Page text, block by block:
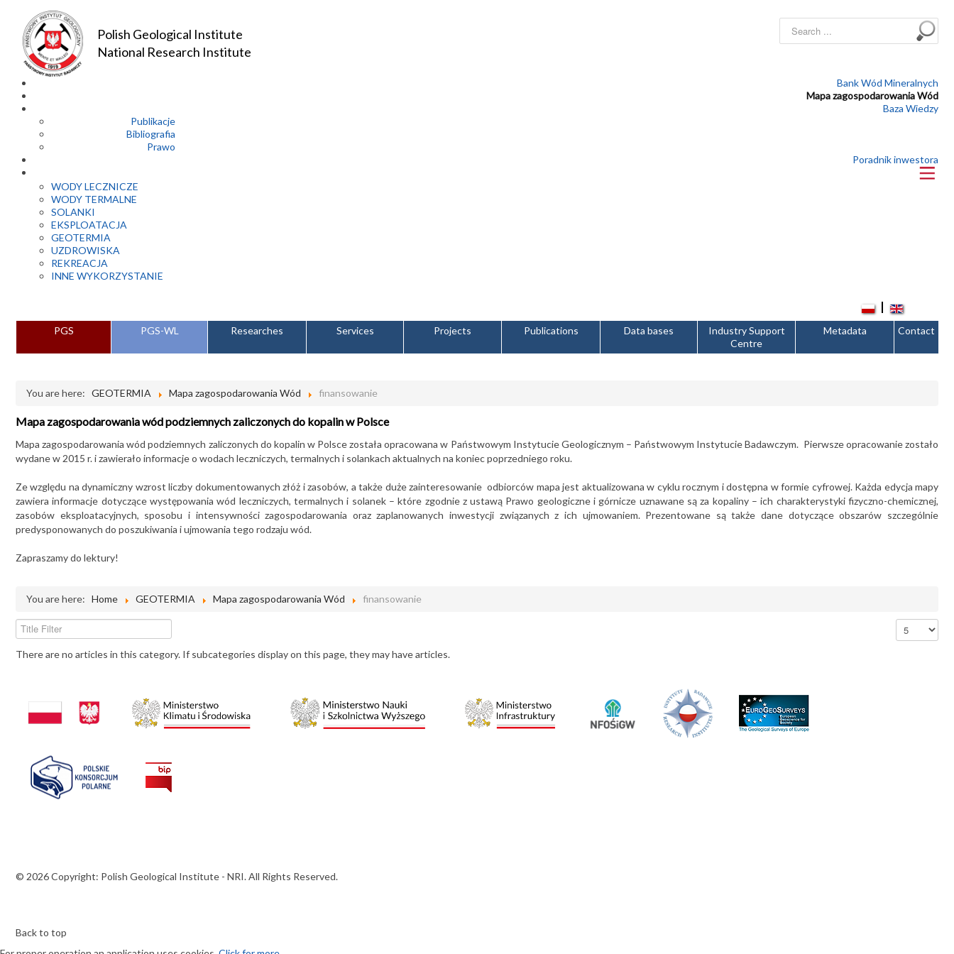
Polish Geological Institute
National Research Institute
Search
Bank Wód Mineralnych
Mapa zagospodarowania Wód
Baza Wiedzy
Publikacje
Bibliografia
Prawo
Poradnik inwestora
WODY LECZNICZE
WODY TERMALNE
SOLANKI
EKSPLOATACJA
GEOTERMIA
UZDROWISKA
REKREACJA
INNE WYKORZYSTANIE
PGS PGS-WL Researches Services Projects Publications Data bases
Industry Support
Centre
Metadata Contact
You are here: GEOTERMIA Mapa zagospodarowania Wód finansowanie
Mapa zagospodarowania wód podziemnych zaliczonych do kopalin w Polsce
Mapa zagospodarowania wód podziemnych zaliczonych do kopalin w Polsce została opracowana w Państwowym Instytucie Geologicznym – Państwowym Instytucie Badawczym. Pierwsze opracowanie zostało
wydane w 2015 r. i zawierało informacje o wodach leczniczych, termalnych i solankach aktualnych na koniec poprzedniego roku.
Ze względu na dynamiczny wzrost liczby dokumentowanych złóż i zasobów, a także duże zainteresowanie odbiorców mapa jest aktualizowana w cyklu rocznym i dostępna w formie cyfrowej. Każda edycja mapy
zawiera informacje dotyczące występowania wód leczniczych, termalnych i solanek – które zgodnie z ustawą Prawo geologiczne i górnicze uznawane są za kopaliny – ich charakterystyki fizyczno-chemicznej,
zasobów eksploatacyjnych, sposobu i intensywności zagospodarowania oraz zaplanowanych inwestycji związanych z ich ujmowaniem. Prezentowane są także dane dotyczące obszarów szczególnie
predysponowanych do poszukiwania i ujmowania tego rodzaju wód.
Zapraszamy do lektury!
You are here: Home GEOTERMIA Mapa zagospodarowania Wód finansowanie
Title Filter Display #
There are no articles in this category. If subcategories display on this page, they may have articles.
© 2026 Copyright: Polish Geological Institute - NRI. All Rights Reserved.
Back to top